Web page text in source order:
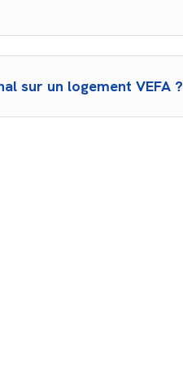
sur un logement VEFA ?